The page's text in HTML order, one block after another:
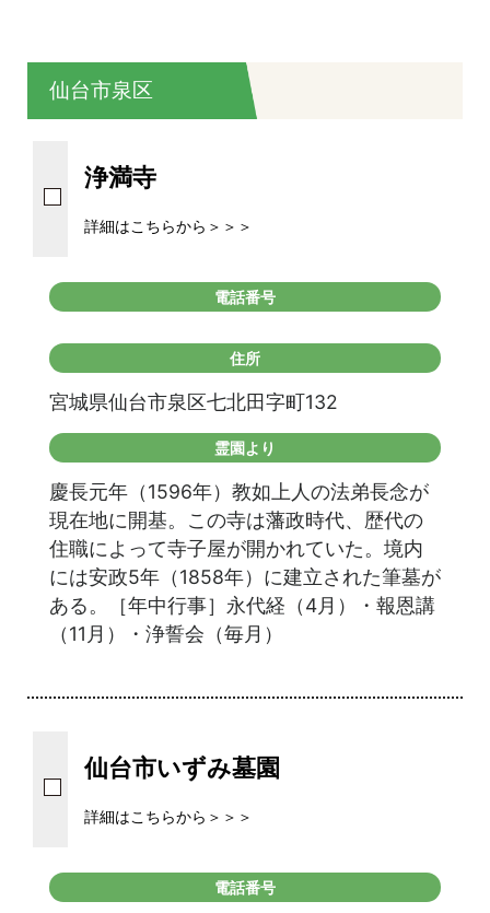
仙台市泉区
浄満寺
詳細はこちらから＞＞＞
電話番号
住所
宮城県仙台市泉区七北田字町132
霊園より
慶長元年（1596年）教如上人の法弟長念が
現在地に開基。この寺は藩政時代、歴代の
住職によって寺子屋が開かれていた。境内
には安政5年（1858年）に建立された筆墓が
ある。［年中行事］永代経（4月）・報恩講
（11月）・浄誓会（毎月）
仙台市いずみ墓園
詳細はこちらから＞＞＞
電話番号